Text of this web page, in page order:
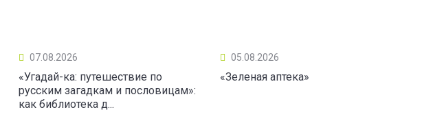
07.08.2026
«Угадай-ка: путешествие по
русским загадкам и пословицам»:
как библиотека д...
05.08.2026
«Зеленая аптека»